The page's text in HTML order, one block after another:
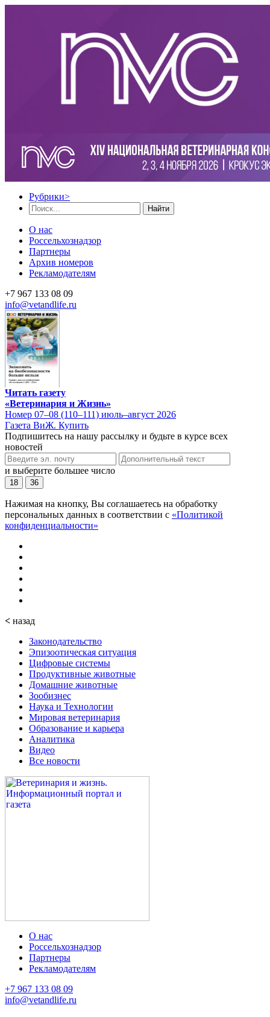
Рубрики>
Найти
О нас
Россельхознадзор
Партнеры
Архив номеров
Рекламодателям
+7 967 133 08 09
info@vetandlife.ru
Читать газету
«Ветеринария и Жизнь»
Номер 07–08 (110–111) июль–август 2026
Газета ВиЖ. Купить
Подпишитесь на нашу рассылку и будьте в курсе всех
новостей
и выберите большее число
18 36
Нажимая на кнопку, Вы соглашаетесь на обработку
персональных данных в соответствии с «Политикой
конфиденциальности»
< назад
Законодательство
Эпизоотическая ситуация
Цифровые системы
Продуктивные животные
Домашние животные
Зообизнес
Наука и Технологии
Мировая ветеринария
Образование и карьера
Аналитика
Видео
Все новости
О нас
Россельхознадзор
Партнеры
Рекламодателям
+7 967 133 08 09
info@vetandlife.ru